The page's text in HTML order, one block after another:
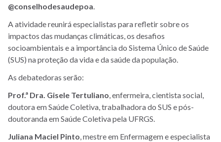
@conselhodesaudepoa.
A atividade reunirá especialistas para refletir sobre os
impactos das mudanças climáticas, os desafios
socioambientais e a importância do Sistema Único de Saúde
(SUS) na proteção da vida e da saúde da população.
As debatedoras serão:
Prof.ª Dra. Gisele Tertuliano, enfermeira, cientista social,
doutora em Saúde Coletiva, trabalhadora do SUS e pós-
doutoranda em Saúde Coletiva pela UFRGS.
Juliana Maciel Pinto, mestre em Enfermagem e especialista